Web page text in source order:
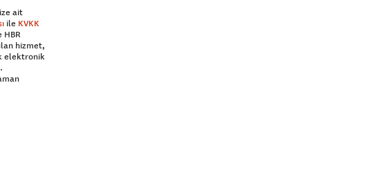
ait
ile KVKK
HBR
hizmet,
elektronik